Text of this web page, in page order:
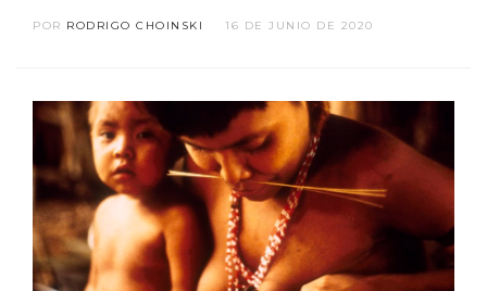
POR RODRIGO CHOINSKI 16 DE JUNIO DE 2020